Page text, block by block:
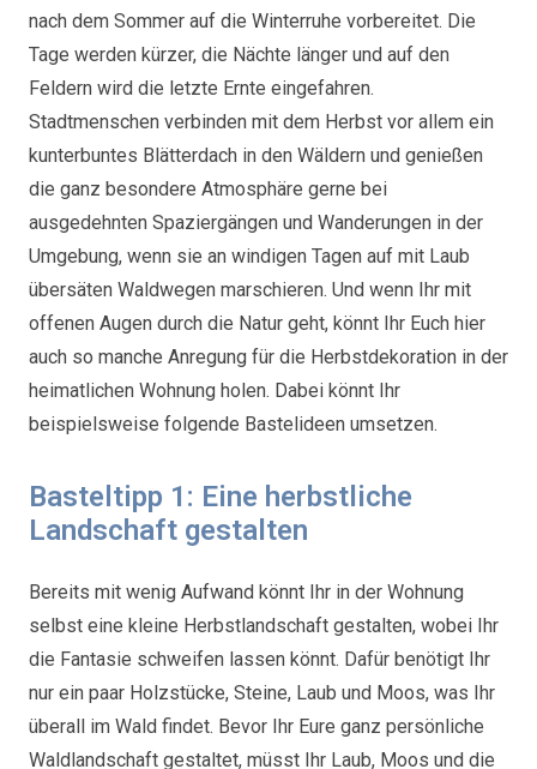
nach dem Sommer auf die Winterruhe vorbereitet. Die
Tage werden kürzer, die Nächte länger und auf den
Feldern wird die letzte Ernte eingefahren.
Stadtmenschen verbinden mit dem Herbst vor allem ein
kunterbuntes Blätterdach in den Wäldern und genießen
die ganz besondere Atmosphäre gerne bei
ausgedehnten Spaziergängen und Wanderungen in der
Umgebung, wenn sie an windigen Tagen auf mit Laub
übersäten Waldwegen marschieren. Und wenn Ihr mit
offenen Augen durch die Natur geht, könnt Ihr Euch hier
auch so manche Anregung für die Herbstdekoration in der
heimatlichen Wohnung holen. Dabei könnt Ihr
beispielsweise folgende Bastelideen umsetzen.
Basteltipp 1: Eine herbstliche
Landschaft gestalten
Bereits mit wenig Aufwand könnt Ihr in der Wohnung
selbst eine kleine Herbstlandschaft gestalten, wobei Ihr
die Fantasie schweifen lassen könnt. Dafür benötigt Ihr
nur ein paar Holzstücke, Steine, Laub und Moos, was Ihr
überall im Wald findet. Bevor Ihr Eure ganz persönliche
Waldlandschaft gestaltet, müsst Ihr Laub, Moos und die